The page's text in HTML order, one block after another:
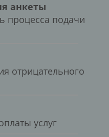
анкеты
процесса подачи
отрицательного
услуг